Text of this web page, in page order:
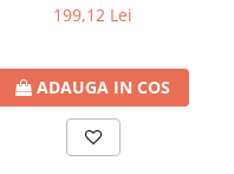
199,12 Lei
ADAUGA IN COS